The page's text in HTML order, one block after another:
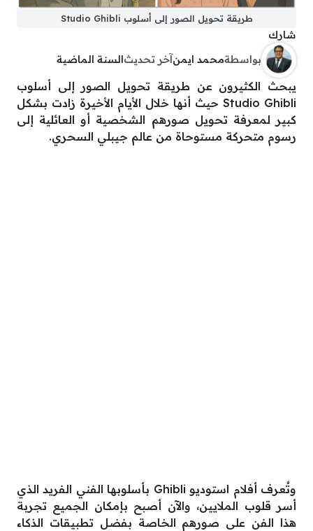
طريقة تحويل الصور إلى أسلوب Studio Ghibli
شارك
بواسطةمحمد ايمنآخر تحديثالسنة الماضية
يبحث الكثيرون عن طريقة تحويل الصور إلى أسلوب
Studio Ghibli حيث أنها خلال الأيام الأخيرة زادت بشكل
كبير لمعرفة تحويل صورهم الشخصية أو العائلية إلى
رسوم متحركة مستوحاة من عالم جيبلي السحري.
وتُعرف أفلام استوديو Ghibli بأسلوبها الفني الفريد الذي
أسر قلوب الملايين، والآن أصبح بإمكان الجميع تجربة
هذا الفن على صورهم الخاصة بفضل تطبيقات الذكاء